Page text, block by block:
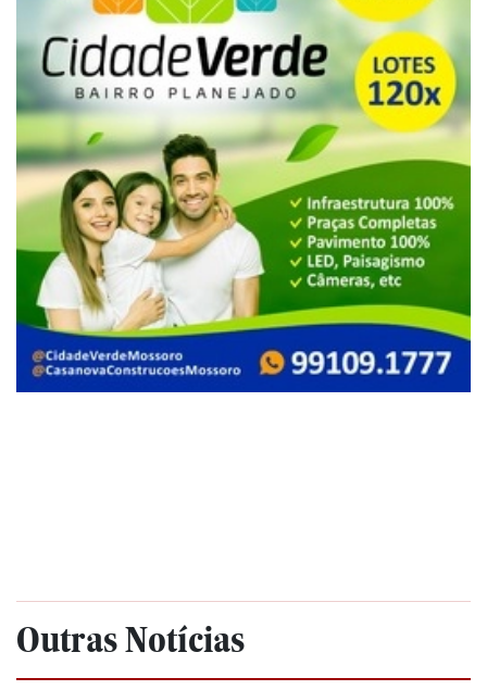
Outras Notícias